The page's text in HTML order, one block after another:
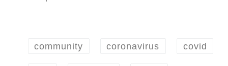
community coronavirus covid